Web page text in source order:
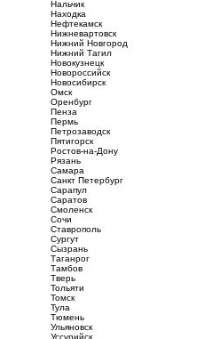
Нальчик
Находка
Нефтекамск
Нижневартовск
Нижний Новгород
Нижний Тагил
Новокузнецк
Новороссийск
Новосибирск
Омск
Оренбург
Пенза
Пермь
Петрозаводск
Пятигорск
Ростов-на-Дону
Рязань
Самара
Санкт Петербург
Сарапул
Саратов
Смоленск
Сочи
Ставрополь
Сургут
Сызрань
Таганрог
Тамбов
Тверь
Тольяти
Томск
Тула
Тюмень
Ульяновск
Уссурийск